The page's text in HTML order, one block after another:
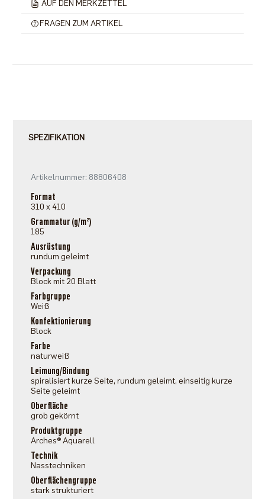
AUF DEN MERKZETTEL
FRAGEN ZUM ARTIKEL
SPEZIFIKATION
Artikelnummer: 88806408
Format
310 x 410
Grammatur (g/m²)
185
Ausrüstung
rundum geleimt
Verpackung
Block mit 20 Blatt
Farbgruppe
Weiß
Konfektionierung
Block
Farbe
naturweiß
Leimung/Bindung
spiralisiert kurze Seite, rundum geleimt, einseitig kurze
Seite geleimt
Oberfläche
grob gekörnt
Produktgruppe
Arches® Aquarell
Technik
Nasstechniken
Oberflächengruppe
stark strukturiert